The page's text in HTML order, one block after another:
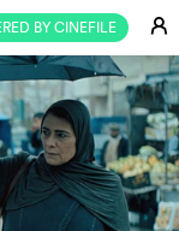
BY CINEFILE E